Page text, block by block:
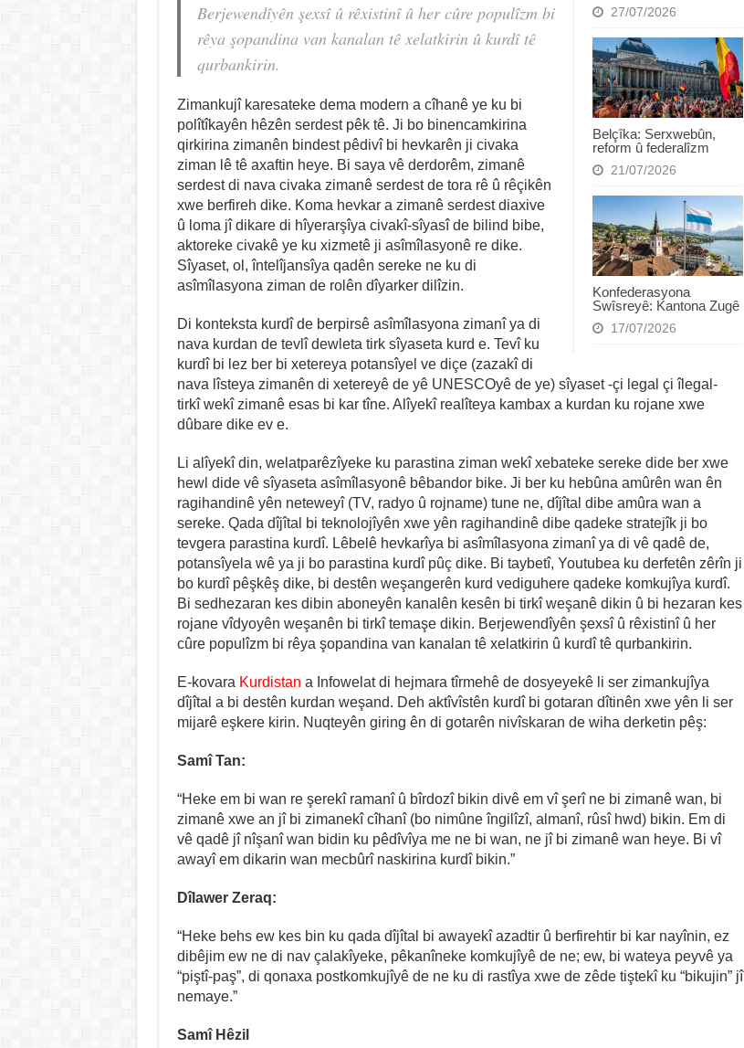
27/07/2026
Belçîka: Serxwebûn,
reform û federalîzm
21/07/2026
Konfederasyona
Swîsreyê: Kantona Zugê
17/07/2026
Berjewendîyên şexsî û rêxistinî û her cûre populîzm bi
rêya şopandina van kanalan tê xelatkirin û kurdî tê
qurbankirin.
Zimankujî karesateke dema modern a cîhanê ye ku bi
polîtîkayên hêzên serdest pêk tê. Ji bo binencamkirina
qirkirina zimanên bindest pêdivî bi hevkarên ji civaka
ziman lê tê axaftin heye. Bi saya vê derdorêm, zimanê
serdest di nava civaka zimanê serdest de tora rê û rêçikên
xwe berfireh dike. Koma hevkar a zimanê serdest diaxive
û loma jî dikare di hîyerarşîya civakî-sîyasî de bilind bibe,
aktoreke civakê ye ku xizmetê ji asîmîlasyonê re dike.
Sîyaset, ol, întelîjansîya qadên sereke ne ku di
asîmîlasyona ziman de rolên dîyarker dilîzin.
Di konteksta kurdî de berpirsê asîmîlasyona zimanî ya di
nava kurdan de tevlî dewleta tirk sîyaseta kurd e. Tevî ku
kurdî bi lez ber bi xetereya potansîyel ve diçe (zazakî di
nava lîsteya zimanên di xetereyê de yê UNESCOyê de ye) sîyaset -çi legal çi îlegal-
tirkî wekî zimanê esas bi kar tîne. Alîyekî realîteya kambax a kurdan ku rojane xwe
dûbare dike ev e.
Li alîyekî din, welatparêzîyeke ku parastina ziman wekî xebateke sereke dide ber xwe
hewl dide vê sîyaseta asîmîlasyonê bêbandor bike. Ji ber ku hebûna amûrên wan ên
ragihandinê yên neteweyî (TV, radyo û rojname) tune ne, dîjîtal dibe amûra wan a
sereke. Qada dîjîtal bi teknolojîyên xwe yên ragihandinê dibe qadeke stratejîk ji bo
tevgera parastina kurdî. Lêbelê hevkarîya bi asîmîlasyona zimanî ya di vê qadê de,
potansîyela wê ya ji bo parastina kurdî pûç dike. Bi taybetî, Youtubea ku derfetên zêrîn ji
bo kurdî pêşkêş dike, bi destên weşangerên kurd vediguhere qadeke komkujîya kurdî.
Bi sedhezaran kes dibin aboneyên kanalên kesên bi tirkî weşanê dikin û bi hezaran kes
rojane vîdyoyên weşanên bi tirkî temaşe dikin. Berjewendîyên şexsî û rêxistinî û her
cûre populîzm bi rêya şopandina van kanalan tê xelatkirin û kurdî tê qurbankirin.
E-kovara Kurdistan a Infowelat di hejmara tîrmehê de dosyeyekê li ser zimankujîya
dîjîtal a bi destên kurdan weşand. Deh aktîvîstên kurdî bi gotaran dîtinên xwe yên li ser
mijarê eşkere kirin. Nuqteyên giring ên di gotarên nivîskaran de wiha derketin pêş:
Samî Tan:
“Heke em bi wan re şerekî ramanî û bîrdozî bikin divê em vî şerî ne bi zimanê wan, bi
zimanê xwe an jî bi zimanekî cîhanî (bo nimûne îngilîzî, almanî, rûsî hwd) bikin. Em di
vê qadê jî nîşanî wan bidin ku pêdîvîya me ne bi wan, ne jî bi zimanê wan heye. Bi vî
awayî em dikarin wan mecbûrî naskirina kurdî bikin.”
Dîlawer Zeraq:
“Heke behs ew kes bin ku qada dîjîtal bi awayekî azadtir û berfirehtir bi kar nayînin, ez
dibêjim ew ne di nav çalakîyeke, pêkanîneke komkujîyê de ne; ew, bi wateya peyvê ya
“piştî-paş”, di qonaxa postkomkujîyê de ne ku di rastîya xwe de zêde tiştekî ku “bikujin” jî
nemaye.”
Samî Hêzil